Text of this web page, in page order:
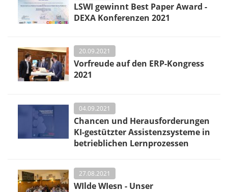
LSWI gewinnt Best Paper Award -
DEXA Konferenzen 2021
20.09.2021
Vorfreude auf den ERP-Kongress
2021
04.09.2021
Chancen und Herausforderungen
KI-gestützter Assistenzsysteme in
betrieblichen Lernprozessen
27.08.2021
WIlde WIesn - Unser